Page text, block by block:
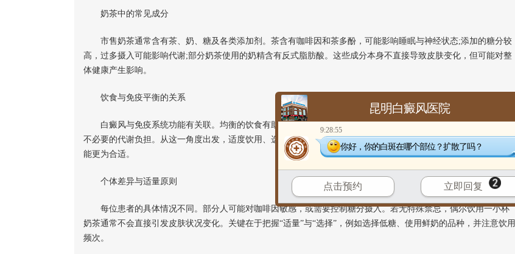
奶茶中的常见成分
市售奶茶通常含有茶、奶、糖及各类添加剂。茶含有咖啡因和茶多酚，可能影响睡眠与神经状态;添加的糖分较
高，过多摄入可能影响代谢;部分奶茶使用的奶精含有反式脂肪酸。这些成分本身不直接导致皮肤变化，但可能对整
体健康产生影响。
饮食与免疫平衡的关系
白癜风与免疫系统功能有关联。均衡的饮食有助于维持免疫平衡，而过量摄入高糖、高添加剂的饮品可能带来
不必要的代谢负担。从这一角度出发，适度饮用、选择成分简单的奶茶，相比大量或频繁饮用，对维持内在平衡可
能更为合适。
个体差异与适量原则
每位患者的具体情况不同。部分人可能对咖啡因敏感，或需要控制糖分摄入。若无特殊禁忌，偶尔饮用一小杯
奶茶通常不会直接引发皮肤状况变化。关键在于把握“适量”与“选择”，例如选择低糖、使用鲜奶的品种，并注意饮用
频次。
昆明白癜风医院
9:28:55
你好，你的白斑在哪个部位？扩散了吗？
点击预约 立即回复